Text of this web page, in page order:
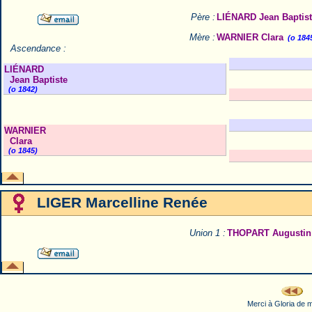
Père : LIÉNARD Jean
Mère : WARNIER Clara (o
LIÉNARD
Jean Baptiste
(o 1842)
WARNIER
Clara
(o 1845)
Ascendance :
LIGER Marcelline Renée
Union 1 : THOPART Augustin
Merci à Gloria de